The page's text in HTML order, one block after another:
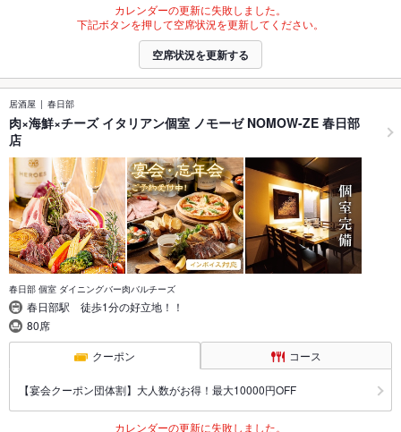
カレンダーの更新に失敗しました。
下記ボタンを押して空席状況を更新してください。
空席状況を更新する
居酒屋 春日部
肉×海鮮×チーズ イタリアン個室 ノモーゼ NOMOW-ZE 春日部
店
春日部 個室 ダイニングバー肉バルチーズ
春日部駅 徒歩1分の好立地！！
80席
クーポン コース
【宴会クーポン団体割】大人数がお得！最大10000円OFF
カレンダーの更新に失敗しました。